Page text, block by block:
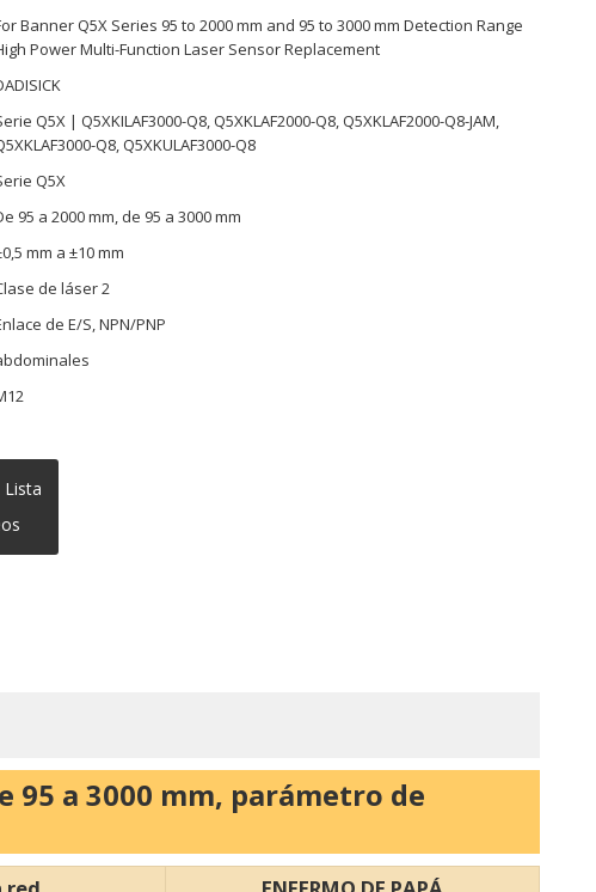
Banner Q5X Series 95 to 2000 mm and 95 to 3000 mm Detection Range
Power Multi-Function Laser Sensor Replacement
Q5X | Q5XKILAF3000-Q8, Q5XKLAF2000-Q8, Q5XKLAF2000-Q8-JAM,
Q8, Q5XKULAF3000-Q8
Q5X
95 a 2000 mm, de 95 a 3000 mm
mm a ±10 mm
de láser 2
de E/S, NPN/PNP
Lista
95 a 3000 mm, parámetro de